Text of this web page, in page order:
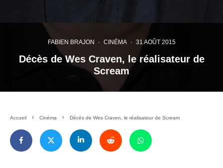
FABIEN BRAJON · CINÉMA · 31 AOÛT 2015
Décès de Wes Craven, le réalisateur de
Scream
Accueil Cinéma Décès de Wes Craven, le réalisateur de Scream